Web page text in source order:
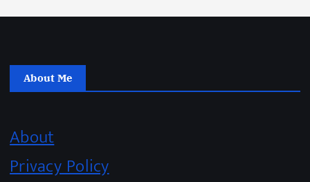
About Me
About
Privacy Policy